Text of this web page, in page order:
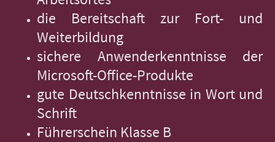
die Bereitschaft zur Fort- und
Weiterbildung
sichere Anwenderkenntnisse der
Microsoft-Office-Produkte
gute Deutschkenntnisse in Wort und
Schrift
Führerschein Klasse B